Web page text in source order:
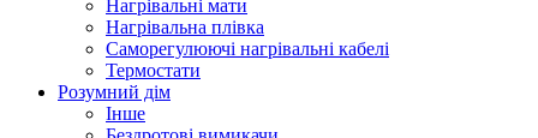
Нагрівальні мати
Нагрівальна плівка
Саморегулюючі нагрівальні кабелі
Термостати
Розумний дім
Інше